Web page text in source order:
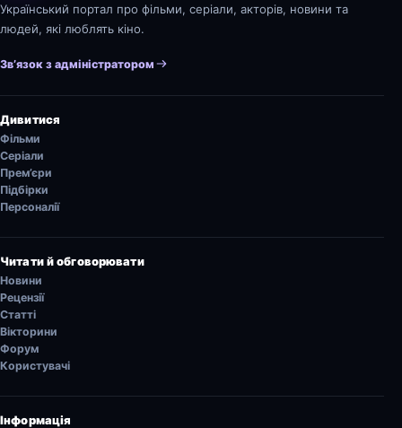
Український портал про фільми, серіали, акторів, новини та
людей, які люблять кіно.
Зв’язок з адміністратором
Дивитися
Фільми
Серіали
Прем’єри
Підбірки
Персоналії
Читати й обговорювати
Новини
Рецензії
Статті
Вікторини
Форум
Користувачі
Інформація